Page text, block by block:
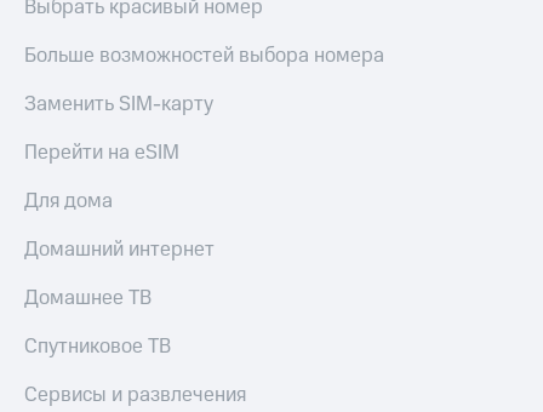
Планшеты
и
скидки
Все
Выбрать красивый номер
Больше возможностей выбора номера
Заменить SIM-карту
Перейти на eSIM
Для дома
Домашний интернет
Домашнее ТВ
Спутниковое ТВ
Сервисы и развлечения